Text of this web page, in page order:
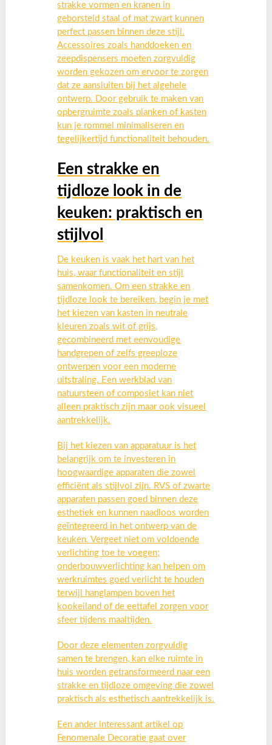
strakke vormen en kranen in
geborsteld staal of mat zwart kunnen
perfect passen binnen deze stijl.
Accessoires zoals handdoeken en
zeepdispensers moeten zorgvuldig
worden gekozen om ervoor te zorgen
dat ze aansluiten bij het algehele
ontwerp. Door gebruik te maken van
opbergruimte zoals planken of kasten
kun je rommel minimaliseren en
tegelijkertijd functionaliteit behouden.
Een strakke en
tijdloze look in de
keuken: praktisch en
stijlvol
De keuken is vaak het hart van het
huis, waar functionaliteit en stijl
samenkomen. Om een strakke en
tijdloze look te bereiken, begin je met
het kiezen van kasten in neutrale
kleuren zoals wit of grijs,
gecombineerd met eenvoudige
handgrepen of zelfs greeploze
ontwerpen voor een moderne
uitstraling. Een werkblad van
natuursteen of composiet kan niet
alleen praktisch zijn maar ook visueel
aantrekkelijk.
Bij het kiezen van apparatuur is het
belangrijk om te investeren in
hoogwaardige apparaten die zowel
efficiënt als stijlvol zijn. RVS of zwarte
apparaten passen goed binnen deze
esthetiek en kunnen naadloos worden
geïntegreerd in het ontwerp van de
keuken. Vergeet niet om voldoende
verlichting toe te voegen;
onderbouwverlichting kan helpen om
werkruimtes goed verlicht te houden
terwijl hanglampen boven het
kookeiland of de eettafel zorgen voor
sfeer tijdens maaltijden.
Door deze elementen zorgvuldig
samen te brengen, kan elke ruimte in
huis worden getransformeerd naar een
strakke en tijdloze omgeving die zowel
praktisch als esthetisch aantrekkelijk is.
Een ander interessant artikel op
Fenomenale Decoratie gaat over